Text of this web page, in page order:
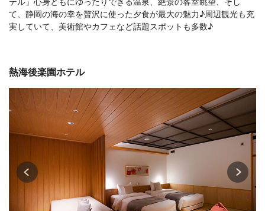
て、静岡の海の幸を贅沢に使った夕食が最大の魅力♪周辺観光も充
実していて、美術館やカフェなど話題スポットも多数♪
熱海後楽園ホテル